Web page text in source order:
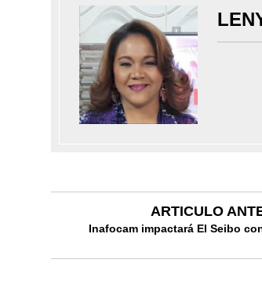
ARTICULO
Inafocam impactará El Seibo